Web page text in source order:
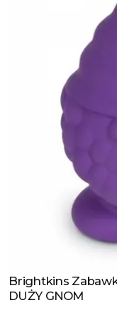
Zobacz produkt
Brightkins
DUŻY GNOM